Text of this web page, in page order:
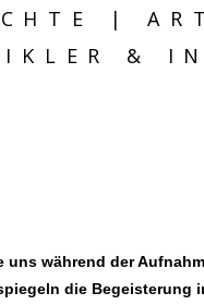
|
&
während der
die Begeisterung